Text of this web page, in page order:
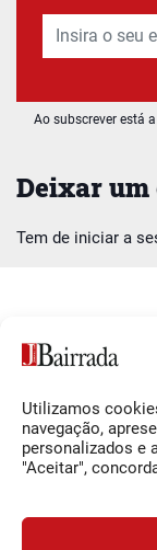
Utilizamos
navegação,
personalizados e
"Aceitar",
Deixar
Tem de iniciar a
Ao subscrever está
Siga-nos
Facebook